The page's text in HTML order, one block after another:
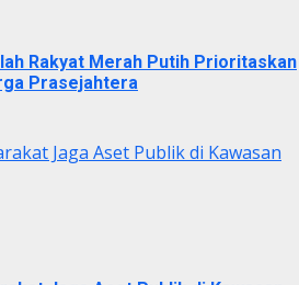
Rakyat Merah Putih Prioritaskan
Prasejahtera
Jaga Aset Publik di Kawasan